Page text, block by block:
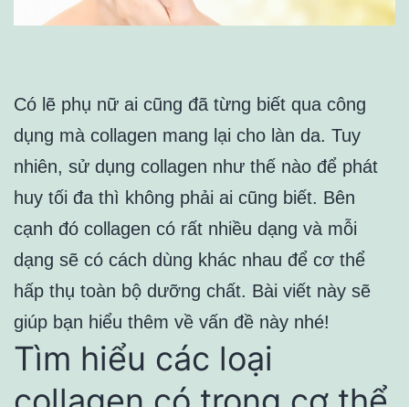
Có lẽ phụ nữ ai cũng đã từng biết qua công
dụng mà collagen mang lại cho làn da. Tuy
nhiên, sử dụng collagen như thế nào để phát
huy tối đa thì không phải ai cũng biết. Bên
cạnh đó collagen có rất nhiều dạng và mỗi
dạng sẽ có cách dùng khác nhau để cơ thể
hấp thụ toàn bộ dưỡng chất. Bài viết này sẽ
giúp bạn hiểu thêm về vấn đề này nhé!
Tìm hiểu các loại